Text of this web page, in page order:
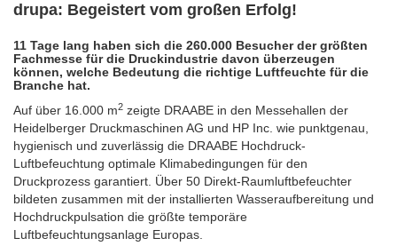
drupa: Begeistert vom großen Erfolg!
11 Tage lang haben sich die 260.000 Besucher der größten
Fachmesse für die Druckindustrie davon überzeugen
können, welche Bedeutung die richtige Luftfeuchte für die
Branche hat.
Auf über 16.000 m2 zeigte DRAABE in den Messehallen der
Heidelberger Druckmaschinen AG und HP Inc. wie punktgenau,
hygienisch und zuverlässig die DRAABE Hochdruck-
Luftbefeuchtung optimale Klimabedingungen für den
Druckprozess garantiert. Über 50 Direkt-Raumluftbefeuchter
bildeten zusammen mit der installierten Wasseraufbereitung und
Hochdruckpulsation die größte temporäre
Luftbefeuchtungsanlage Europas.